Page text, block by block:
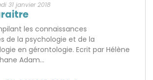
31 janvier 2018
les connaissances
de la psychologie et de la
en gérontologie. Ecrit par Hélène
Adam...